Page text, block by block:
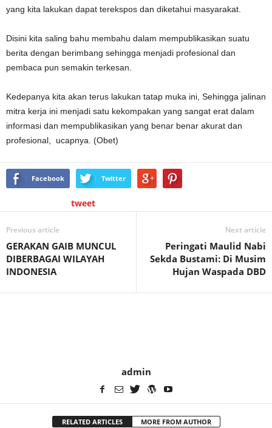
yang kita lakukan dapat terekspos dan diketahui masyarakat.
Disini kita saling bahu membahu dalam mempublikasikan suatu
berita dengan berimbang sehingga menjadi profesional dan
pembaca pun semakin terkesan.
Kedepanya kita akan terus lakukan tatap muka ini, Sehingga jalinan
mitra kerja ini menjadi satu kekompakan yang sangat erat dalam
informasi dan mempublikasikan yang benar benar akurat dan
profesional, ucapnya. (Obet)
Facebook Twitter
tweet
Previous article
GERAKAN GAIB MUNCUL
DIBERBAGAI WILAYAH
INDONESIA
Next article
Peringati Maulid Nabi
Sekda Bustami: Di Musim
Hujan Waspada DBD
admin
RELATED ARTICLES MORE FROM AUTHOR